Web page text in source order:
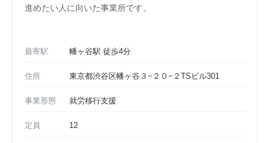
進めたい人に向いた事業所です。
最寄駅 幡ヶ谷駅 徒歩4分
住所 東京都渋谷区幡ヶ谷３−２０−２TSビル301
事業形態 就労移行支援
定員 12